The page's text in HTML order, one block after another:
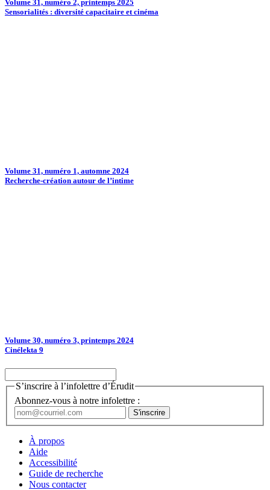
Volume 31, numéro 2, printemps 2025
Sensorialités : diversité capacitaire et cinéma
Volume 31, numéro 1, automne 2024
Recherche-création autour de l’intime
Volume 30, numéro 3, printemps 2024
Cinélekta 9
S’inscrire à l’infolettre d’Érudit
Abonnez-vous à notre infolettre :
À propos
Aide
Accessibilité
Guide de recherche
Nous contacter